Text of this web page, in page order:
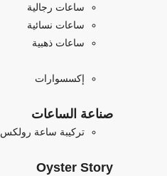
ساعات رجالية
ساعات نسائية
ساعات ذهبية
إكسسوارات
صناعة الساعات
تركيبة ساعة رولكس
Oyster Story